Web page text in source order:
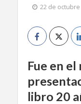
22 de octubre
Fue en el
libro 20